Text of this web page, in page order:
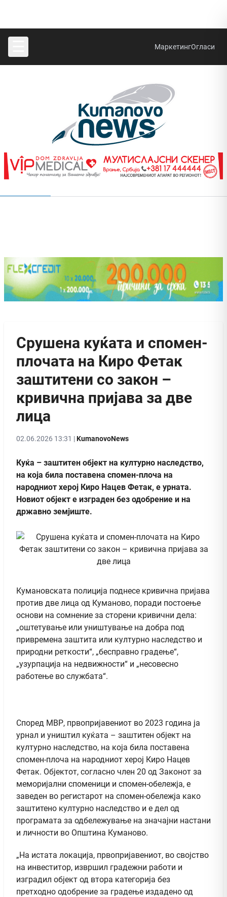
МаркетингОгласи
Срушена куќата и спомен-
плочата на Киро Фетак
заштитени со закон –
кривична пријава за две
лица
02.06.2026 13:31 |KumanovoNews
Куќа – заштитен објект на културно наследство,
на која била поставена спомен-плоча на
народниот херој Киро Нацев Фетак, е урната.
Новиот објект е изграден без одобрение и на
државно земјиште.
Кумановската полиција поднесе кривична пријава
против две лица од Куманово, поради постоење
основи на сомнение за сторени кривични дела:
„оштетување или уништување на добра под
привремена заштита или културно наследство и
природни реткости“, „бесправно градење“,
„узурпација на недвижности“ и „несовесно
работење во службата“.
Според МВР, првопријавениот во 2023 година ја
урнал и уништил куќата – заштитен објект на
културно наследство, на која била поставена
спомен-плоча на народниот херој Киро Нацев
Фетак. Објектот, согласно член 20 од Законот за
меморијални споменици и спомен-обележја, е
заведен во регистарот на спомен-обележја како
заштитено културно наследство и е дел од
програмата за одбележување на значајни настани
и личности во Општина Куманово.
„На истата локација, првопријавениот, во својство
на инвеститор, извршил градежни работи и
изградил објект од втора категорија без
претходно одобрение за градење издадено од